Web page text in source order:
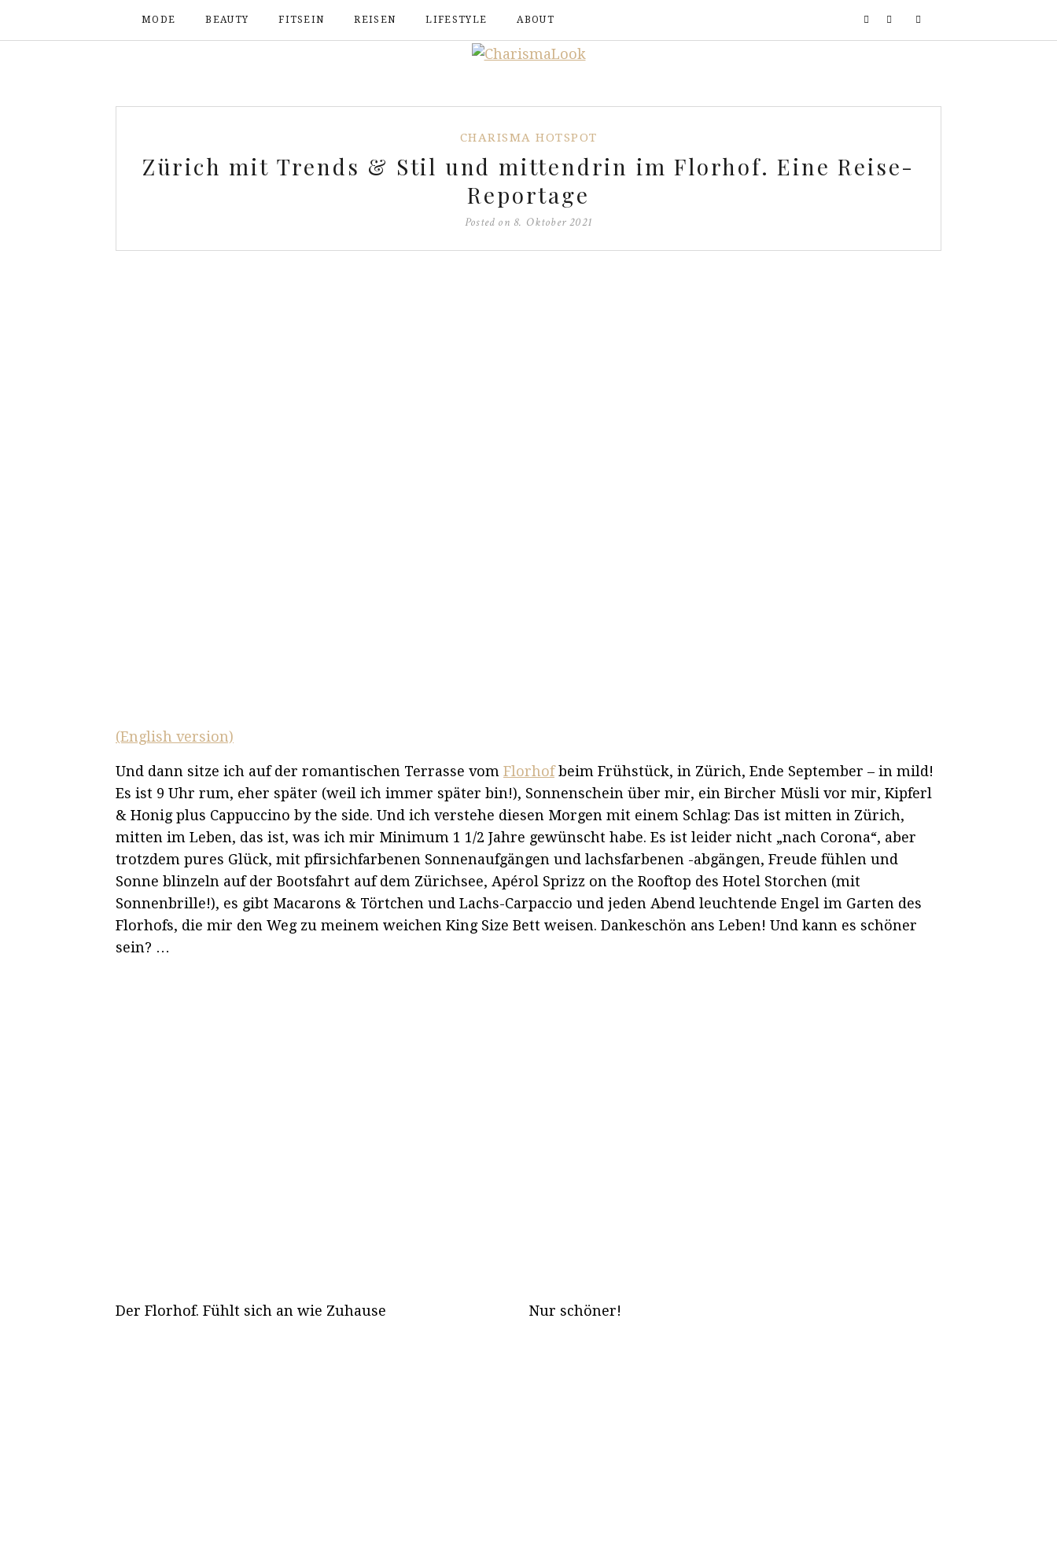
MODE BEAUTY FITSEIN REISEN LIFESTYLE ABOUT
CHARISMA HOTSPOT
Zürich mit Trends & Stil und mittendrin im Florhof. Eine Reise-
Reportage
Posted on 8. Oktober 2021
(English version)
Und dann sitze ich auf der romantischen Terrasse vom Florhofbeim Frühstück, in Zürich, Ende September – in mild!
Es ist 9 Uhr rum, eher später (weil ich immer später bin!), Sonnenschein über mir, ein Bircher Müsli vor mir, Kipferl
& Honig plus Cappuccino by the side. Und ich verstehe diesen Morgen mit einem Schlag: Das ist mitten in Zürich,
mitten im Leben, das ist, was ich mir Minimum 1 1/2 Jahre gewünscht habe. Es ist leider nicht „nach Corona“, aber
trotzdem pures Glück, mit pfirsichfarbenen Sonnenaufgängen und lachsfarbenen -abgängen, Freude fühlen und
Sonne blinzeln auf der Bootsfahrt auf dem Zürichsee, Apérol Sprizz on the Rooftop des Hotel Storchen (mit
Sonnenbrille!), es gibt Macarons & Törtchen und Lachs-Carpaccio und jeden Abend leuchtende Engel im Garten des
Florhofs, die mir den Weg zu meinem weichen King Size Bett weisen. Dankeschön ans Leben! Und kann es schöner
sein? …
Der Florhof. Fühlt sich an wie Zuhause Nur schöner!